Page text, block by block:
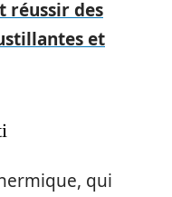
réussir des
et
qui